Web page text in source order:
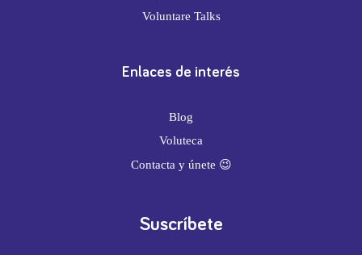
Voluntare Talks
Enlaces de interés
Blog
Voluteca
Contacta y únete 😉
Suscríbete